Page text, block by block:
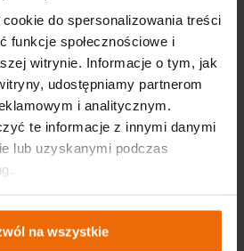
do spersonalizowania treści
funkcje społecznościowe i
witrynie. Informacje o tym, jak
udostępniamy partnerom
i analitycznym.
te informacje z innymi danymi
lub uzyskanymi podczas
na wszystkie
Ważne linki
Aktualności
Katalogi
– warsztatowa wiedza dla